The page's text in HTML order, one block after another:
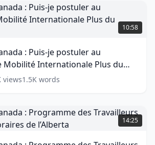
10:58
: Puis-je postuler au
Mobilité Internationale Plus du
(15words)
views1.5K words
14:25